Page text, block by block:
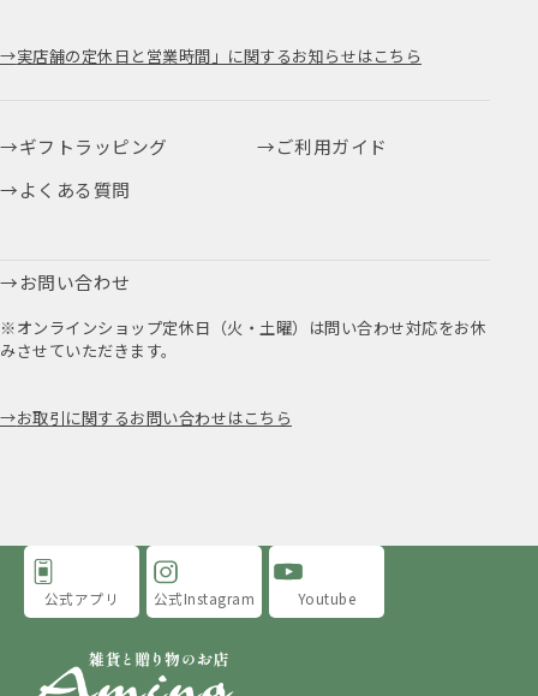
実店舗の定休日と営業時間」に関するお知らせはこちら
ギフトラッピング
ご利用ガイド
よくある質問
お問い合わせ
※オンラインショップ定休日（火・土曜）は問い合わせ対応をお休
みさせていただきます。
お取引に関するお問い合わせはこちら
公式アプリ 公式Instagram Youtube